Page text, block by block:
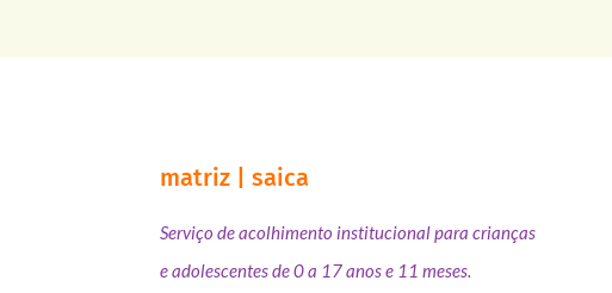
matriz | saica
Serviço de acolhimento institucional para crianças
e adolescentes de 0 a 17 anos e 11 meses.